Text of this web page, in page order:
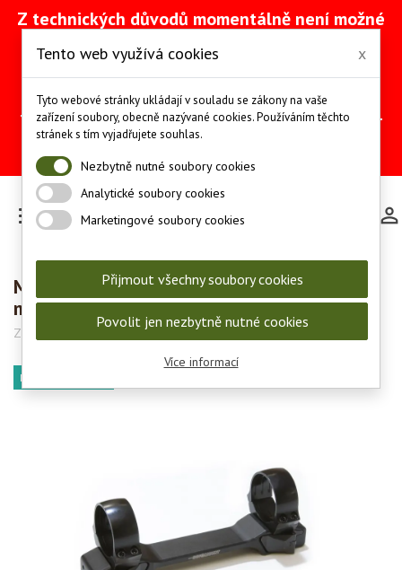
Z technických důvodů momentálně není možné
odstranění problému intenzivně pracujeme
(včetně obnovy ze zálohy).
Objednávky můžete mezitím provádět
telefonicky na čísle +420 607 244 655 nebo e-
mailem na adrese
Děkujeme za pochopení a trpělivost.

Montáž Innomount Tikka T3/T3x - oka 30
mm
Značka: Kód: 50-30-16-00-400
DOPRAVA ZDARMA
Tento web využívá cookies x
Tyto webové stránky ukládají v souladu se zákony na vaše
zařízení soubory, obecně nazývané cookies. Používáním těchto
stránek s tím vyjadřujete souhlas.
Nezbytně nutné soubory cookies
Analytické soubory cookies
Marketingové soubory cookies
Přijmout všechny soubory cookies
Povolit jen nezbytně nutné cookies
Více informací